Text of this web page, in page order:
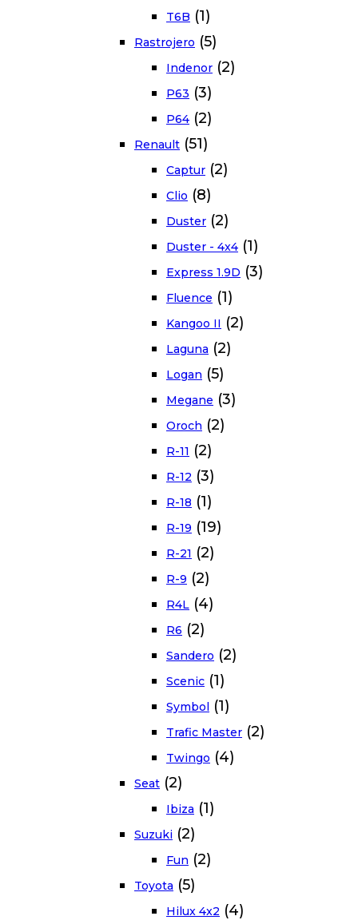
T6B (1)
Rastrojero (5)
Indenor (2)
P63 (3)
P64 (2)
Renault (51)
Captur (2)
Clio (8)
Duster (2)
Duster - 4x4 (1)
Express 1.9D (3)
Fluence (1)
Kangoo II (2)
Laguna (2)
Logan (5)
Megane (3)
Oroch (2)
R-11 (2)
R-12 (3)
R-18 (1)
R-19 (19)
R-21 (2)
R-9 (2)
R4L (4)
R6 (2)
Sandero (2)
Scenic (1)
Symbol (1)
Trafic Master (2)
Twingo (4)
Seat (2)
Ibiza (1)
Suzuki (2)
Fun (2)
Toyota (5)
Hilux 4x2 (4)